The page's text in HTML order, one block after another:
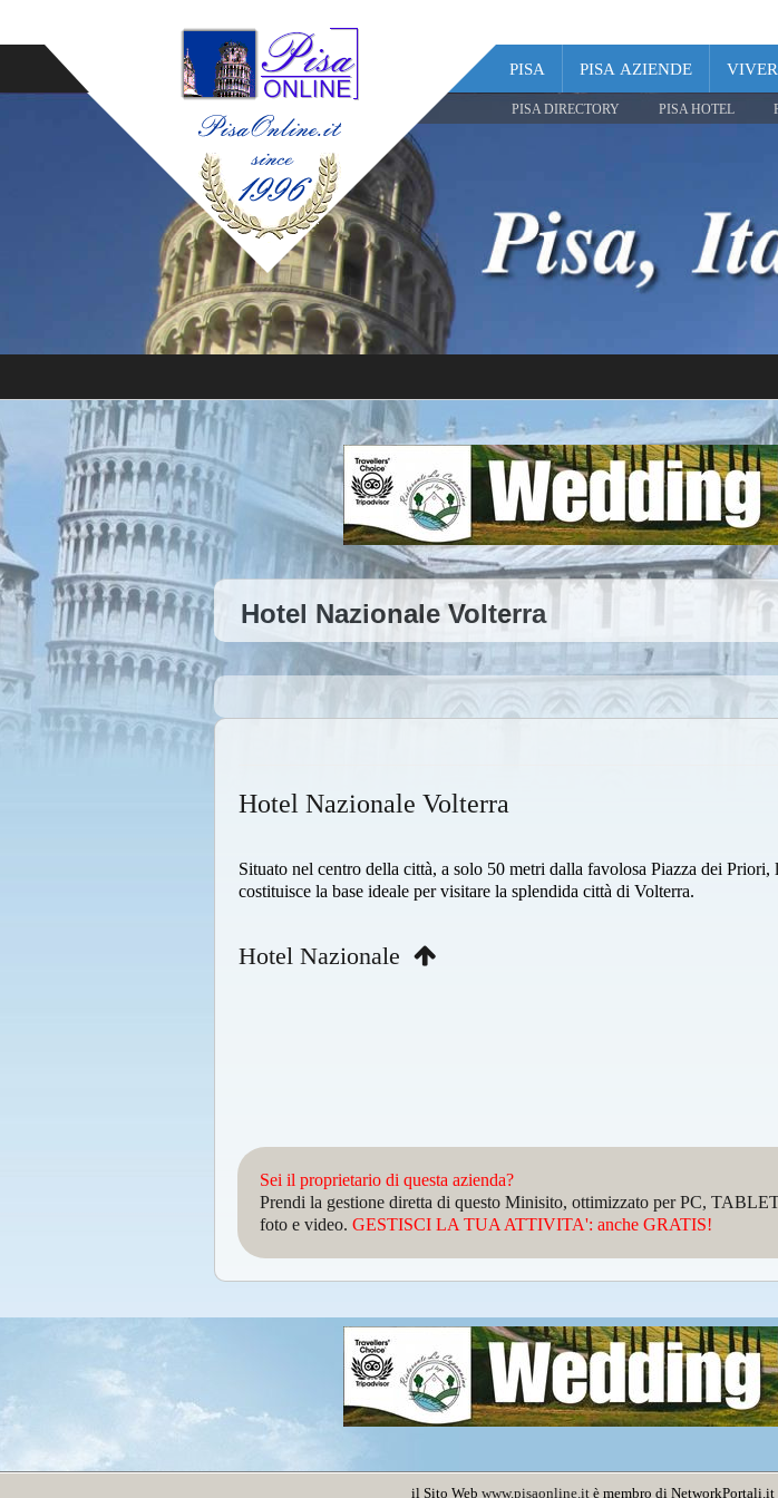
PISA PISA AZIENDE
PISA DIRECTORY PISA HOTEL
Hotel Nazionale Volterra
Hotel Nazionale Volterra
Situato nel centro della città, a solo 50 metri dalla favolosa Piazza dei
costituisce la base ideale per visitare la splendida città di Volterra.
Hotel Nazionale
Sei il proprietario di questa azienda?
Prendi la gestione diretta di questo Minisito, ottimizzato per PC,
foto e video. GESTISCI LA TUA ATTIVITA': anche GRATIS!
il Sito Web www.pisaonline.it è membro di NetworkPortali.it